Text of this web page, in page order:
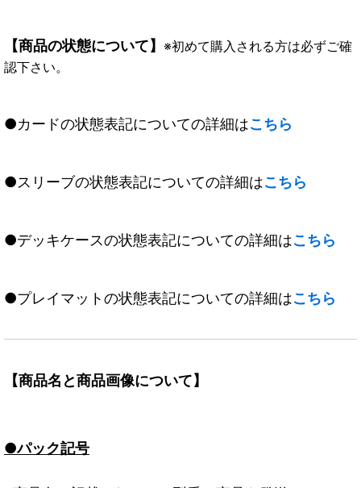
【商品の状態について】 ※初めて購入される方は必ずご確
認下さい。
●カードの状態表記についての詳細はこちら
●スリーブの状態表記についての詳細はこちら
●デッキケースの状態表記についての詳細はこちら
●プレイマットの状態表記についての詳細はこちら
【商品名と商品画像について】
●パック記号